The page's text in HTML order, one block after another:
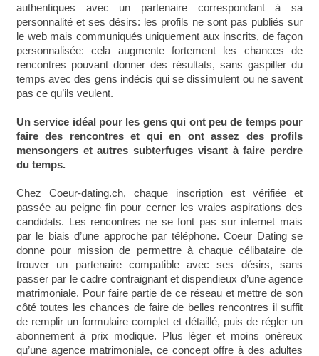
authentiques avec un partenaire correspondant à sa
personnalité et ses désirs: les profils ne sont pas publiés sur
le web mais communiqués uniquement aux inscrits, de façon
personnalisée: cela augmente fortement les chances de
rencontres pouvant donner des résultats, sans gaspiller du
temps avec des gens indécis qui se dissimulent ou ne savent
pas ce qu’ils veulent.
Un service idéal pour les gens qui ont peu de temps pour
faire des rencontres et qui en ont assez des profils
mensongers et autres subterfuges visant à faire perdre
du temps.
Chez Coeur-dating.ch, chaque inscription est vérifiée et
passée au peigne fin pour cerner les vraies aspirations des
candidats. Les rencontres ne se font pas sur internet mais
par le biais d’une approche par téléphone. Coeur Dating se
donne pour mission de permettre à chaque célibataire de
trouver un partenaire compatible avec ses désirs, sans
passer par le cadre contraignant et dispendieux d’une agence
matrimoniale. Pour faire partie de ce réseau et mettre de son
côté toutes les chances de faire de belles rencontres il suffit
de remplir un formulaire complet et détaillé, puis de régler un
abonnement à prix modique. Plus léger et moins onéreux
qu’une agence matrimoniale, ce concept offre à des adultes